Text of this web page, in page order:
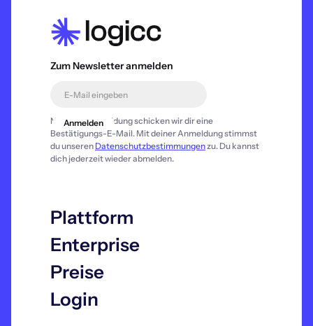
Zum Newsletter anmelden
Nach der Anmeldung schicken wir dir eine
Bestätigungs-E-Mail. Mit deiner Anmeldung stimmst
du unseren Datenschutzbestimmungenzu. Du kannst
dich jederzeit wieder abmelden.
Plattform
Enterprise
Preise
Login